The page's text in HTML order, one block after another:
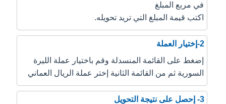
في مربع المبلغ
اكتب قيمة المبلغ التي تريد تحويله.
2-إختيار العملة
إضغط على القائمة المنسدلة وقم باختيار عملة الليرة
السورية ثم من القائمة الثانية إختر عملة الريال العماني
3- إحصل على نتيجة التحويل